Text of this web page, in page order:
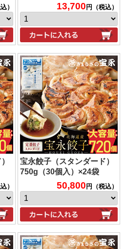
） 13,700円（税込）
）
宝永餃子（スタンダード）
750g（30個入）×24袋
50,800 円（税込）